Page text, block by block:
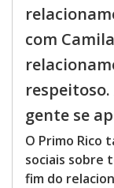
com
gente se
O Primo Rico
sociais sobre
fim do